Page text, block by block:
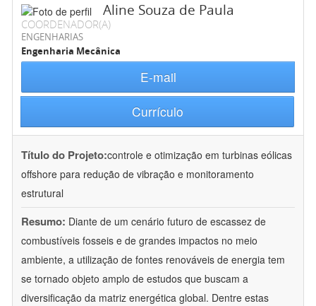
Aline Souza de Paula
COORDENADOR(A)
ENGENHARIAS
Engenharia Mecânica
E-mail
Currículo
Título do Projeto:controle e otimização em turbinas eólicas
offshore para redução de vibração e monitoramento
estrutural
Resumo: Diante de um cenário futuro de escassez de
combustíveis fosseis e de grandes impactos no meio
ambiente, a utilização de fontes renováveis de energia tem
se tornado objeto amplo de estudos que buscam a
diversificação da matriz energética global. Dentre estas